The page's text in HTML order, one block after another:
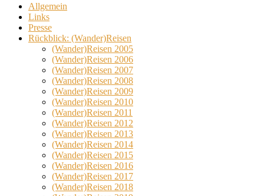
Allgemein
Links
Presse
Rückblick: (Wander)Reisen
(Wander)Reisen 2005
(Wander)Reisen 2006
(Wander)Reisen 2007
(Wander)Reisen 2008
(Wander)Reisen 2009
(Wander)Reisen 2010
(Wander)Reisen 2011
(Wander)Reisen 2012
(Wander)Reisen 2013
(Wander)Reisen 2014
(Wander)Reisen 2015
(Wander)Reisen 2016
(Wander)Reisen 2017
(Wander)Reisen 2018